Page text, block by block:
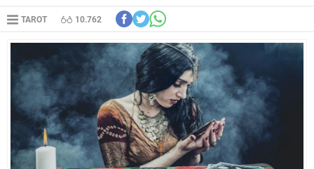
TAROT 10.762